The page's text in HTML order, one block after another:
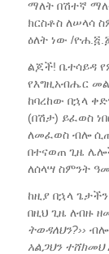
ማለት በሽተኛ
ክርስቶስ ለሠላሳ
ዕለት ነው /
ልጆች! ቤተሳይዳ
የእግዚአብሔር
ከባረከው በኋላ
(በሽታ) ይፈወስ
ለመፈወስ ብሎ
በተናወጠ ጊዜ
ለሰላሣ ስምንት
ከዚያ በኋላ
በዚህ ጊዜ ለብዙ
ትወዳለህን?›› ብሎ
አልጋህን ተሸክመህ